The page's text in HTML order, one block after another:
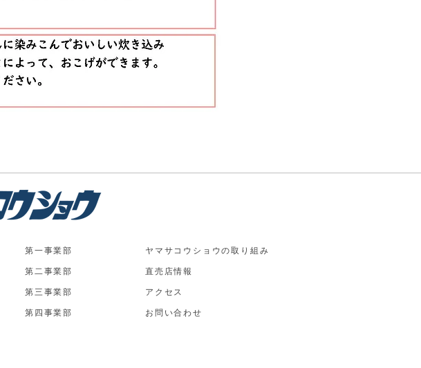
第一事業部
第二事業部
第三事業部
​第四事業部
ヤマサコウショウの取り組み
直売店情報
アクセス
お​問い合わせ